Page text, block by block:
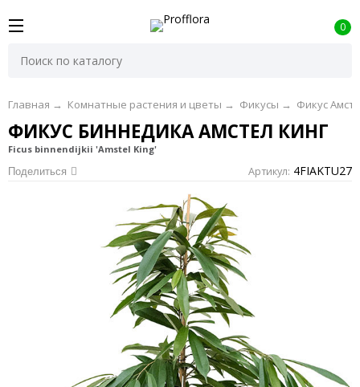
0
Главная → Комнатные растения и цветы → Фикусы → Фикус
ФИКУС БИННЕДИКА АМСТЕЛ КИНГ
Ficus binnendijkii 'Amstel King'
Поделиться
Артикул: 4FIAKTU27